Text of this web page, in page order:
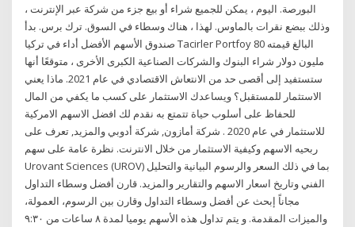
البورصة. اليوم ، يمكن للجميع شراء أو بيع جزء من شركة عبر الإنترنت ،
وذلك ببضع نقرات بالماوس. لهذا ، هناك وسطاء في السوق. ترك برس. بدأ
صندوق الأسهم الأفضل أداء في تركيا Tacirler Portfoy البالغ قيمته 80
مليون دولار شراء البنوك والشركات الصناعية الكبرى الأخرى ، متوقعًا أنها
ستستفيد إلى أقصى حد من الانتعاش الاقتصادي في عام 2021. ماذا يعني
الاستثمار للمستقبل؟ ويساعدك الاستثمار على كسب ما يكفي من المال
للحفاظ على أسلوب حياة تتمتع به نقدم لك افضل الاسهم الامركية
للاستثمار في عام 2020 . شركة أمازون, شركة أدوبي والمزيد, تعرف على
ربحيه الاسهم وكيفية الاستثمار من خلال الانترنت. نظرة عامة على سهم
Urovant Sciences (UROV) بما في ذلك السعر والرسوم البيانية والتحليل
الفني وتاريخ اسعار الاسهم والتقارير والمزيد. قارن أفضل وسطاء التداول
مجاناً إبحث عن أفضل وسطاء التداول وقارن بين الرسوم، العمولة،
والميزات المقدمة. و يتم تداول هذه الأسهم يوميا لمدة ٨ ساعات من ٩:٣٠